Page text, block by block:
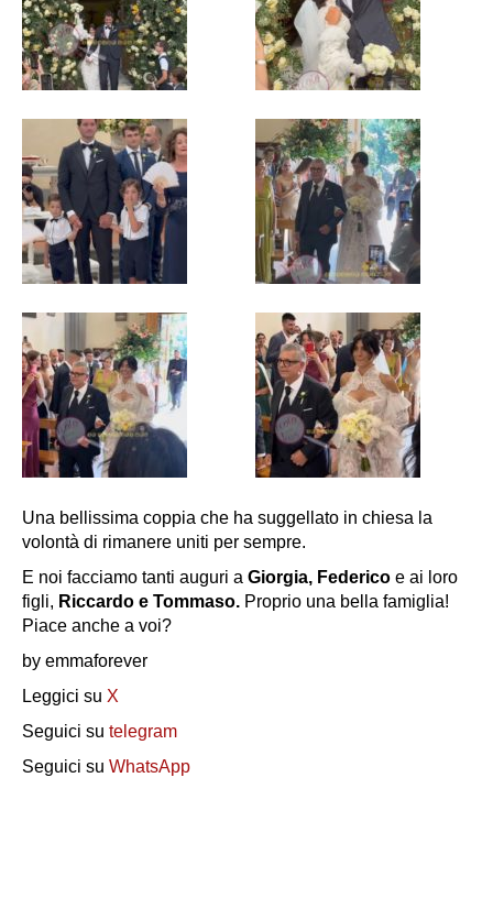
Una bellissima coppia che ha suggellato in chiesa la
volontà di rimanere uniti per sempre.
E noi facciamo tanti auguri a Giorgia, Federico e ai loro
figli, Riccardo e Tommaso. Proprio una bella famiglia!
Piace anche a voi?
by emmaforever
Leggici su X
Seguici su telegram
Seguici su WhatsApp